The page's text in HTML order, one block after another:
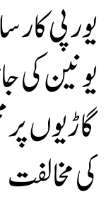
یورپی کار
یونین کی
گاڑیوں
کی مخالفت